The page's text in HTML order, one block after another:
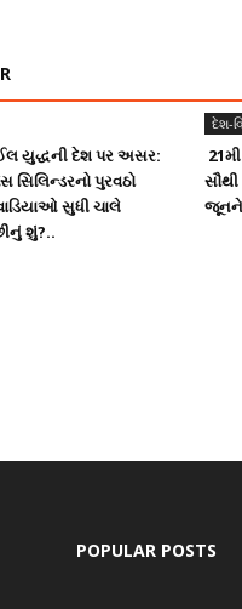
યુદ્ધની દેશ પર અસર:
સિલિન્ડરનો પુરવઠો
સુધી ચાલે
શું?..
દેશ-
જૂનને
POPULAR POSTS